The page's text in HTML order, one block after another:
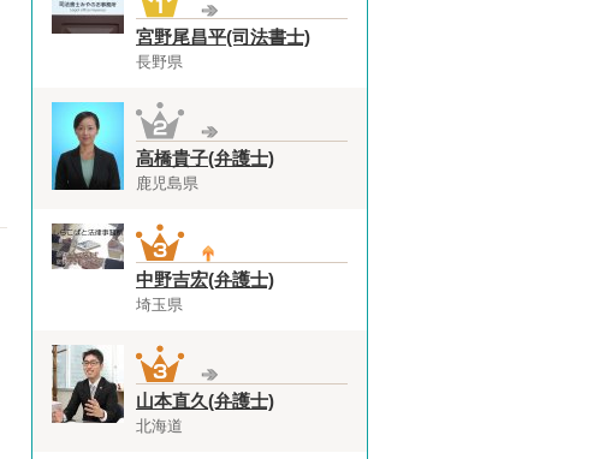
宮野尾昌平(司法書士)
長野県
高橋貴子(弁護士)
鹿児島県
中野吉宏(弁護士)
埼玉県
山本直久(弁護士)
北海道